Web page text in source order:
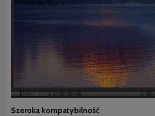
Szeroka kompatybilność